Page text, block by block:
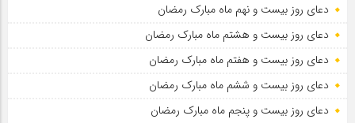
دعای روز بیست و نهم ماه مبارک رمضان
دعای روز بیست و هشتم ماه مبارک رمضان
دعای روز بیست و هفتم ماه مبارک رمضان
دعای روز بیست و ششم ماه مبارک رمضان
دعای روز بیست و پنجم ماه مبارک رمضان